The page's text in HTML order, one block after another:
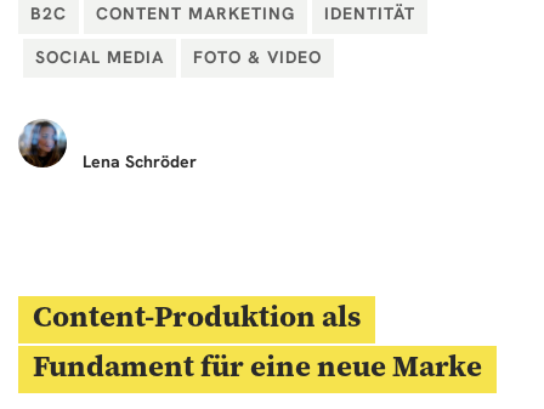
B2C CONTENT MARKETING
IDENTITÄT
SOCIAL MEDIA
FOTO & VIDEO
Lena Schröder
Content-Produktion als
Fundament für eine neue Marke